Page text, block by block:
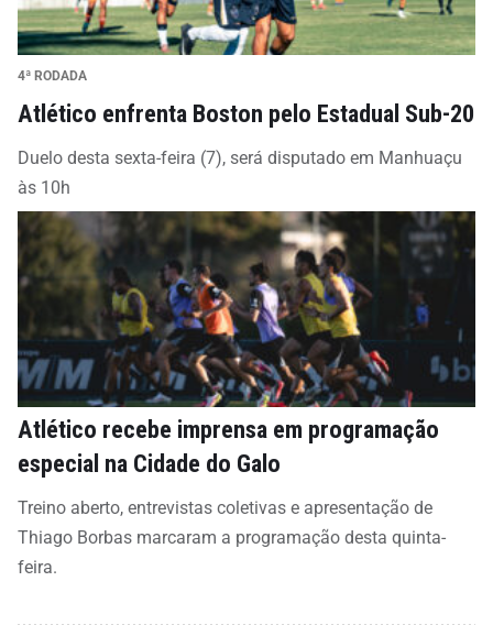
4ª RODADA
Atlético enfrenta Boston pelo Estadual Sub-20
Duelo desta sexta-feira (7), será disputado em Manhuaçu
às 10h
Atlético recebe imprensa em programação
especial na Cidade do Galo
Treino aberto, entrevistas coletivas e apresentação de
Thiago Borbas marcaram a programação desta quinta-
feira.